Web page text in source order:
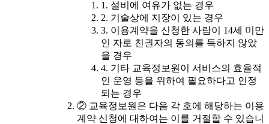
1. 설비에 여유가 없는 경우
2. 기술상에 지장이 있는 경우
3. 이용계약을 신청한 사람이 14세 미만
인 자로 친권자의 동의를 득하지 않았
을 경우
4. 기타 교육정보원이 서비스의 효율적
인 운영 등을 위하여 필요하다고 인정
되는 경우
② 교육정보원은 다음 각 호에 해당하는 이용
계약 신청에 대하여는 이를 거절할 수 있습니